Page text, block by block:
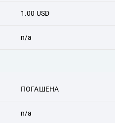
1.00 USD
n/a
ПОГАШЕНА
n/a